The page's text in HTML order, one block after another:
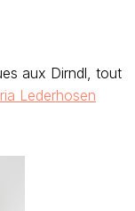
aux Dirndl, tout
Lederhosen